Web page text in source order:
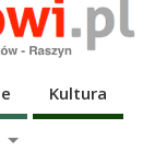
Kultura